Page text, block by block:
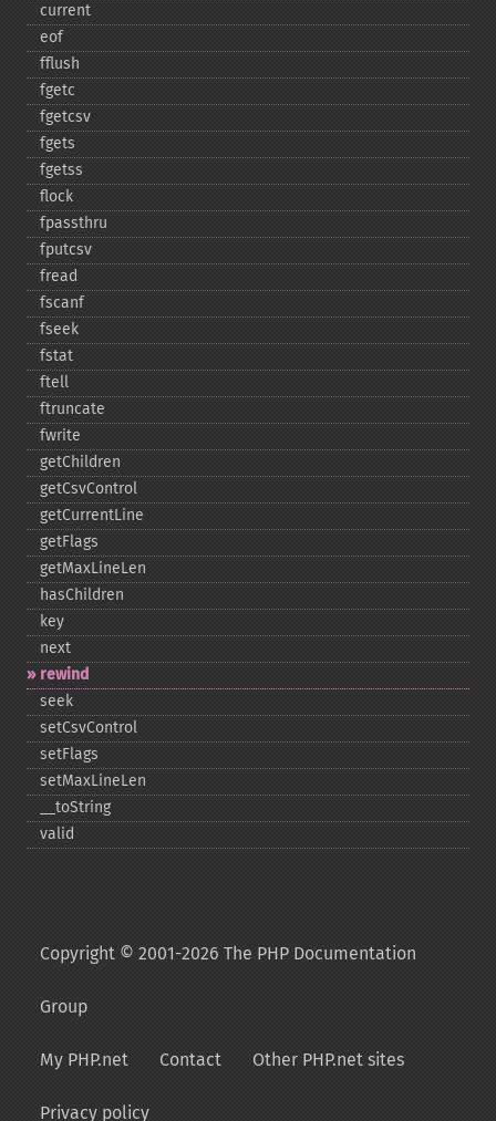
current
eof
fflush
fgetc
fgetcsv
fgets
fgetss
flock
fpassthru
fputcsv
fread
fscanf
fseek
fstat
ftell
ftruncate
fwrite
getChildren
getCsvControl
getCurrentLine
getFlags
getMaxLineLen
hasChildren
key
next
rewind
seek
setCsvControl
setFlags
setMaxLineLen
_​_​toString
valid
Copyright © 2001-2026 The PHP Documentation
Group
My PHP.net Contact Other PHP.net sites
Privacy policy